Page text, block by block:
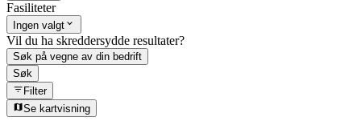
Fasiliteter
Ingen valgt
Vil du ha skreddersydde resultater?
Søk på vegne av din bedrift
Søk
Filter
Se kartvisning